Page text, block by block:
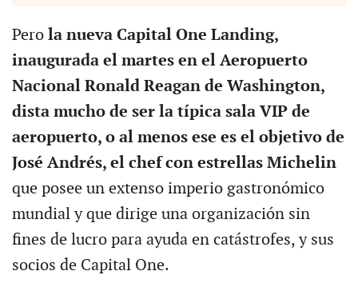
Perola nueva Capital One Landing,
inaugurada el martes en el Aeropuerto
Nacional Ronald Reagan de Washington,
dista mucho de ser la típica sala VIP de
aeropuerto, o al menos ese es el objetivo de
José Andrés, el chef con estrellas Michelin
que posee un extenso imperio gastronómico
mundial y que dirige una organización sin
fines de lucro para ayuda en catástrofes, y sus
socios de Capital One.